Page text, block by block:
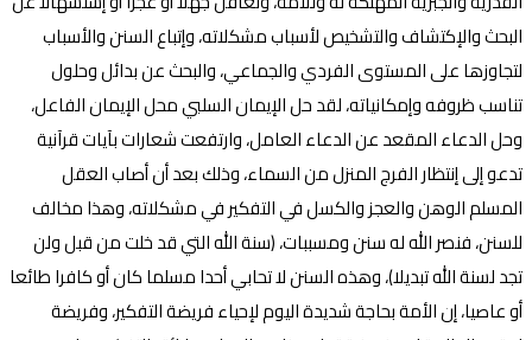
البحث والإكتشاف والتشخيص لأسباب مشكلاته، وإتباع السنن والأسباب
لتجاوزها على المستوى الفردي والجماعي، والبحث عن بدائل وحلول
تناسب ظروفه وإمكانياته، لقد حل الإيمان السلبي محل الإيمان الفاعل،
وحل الدعاء المقعد عن الدعاء العامل، وارتفعت شعارات بآيات قرآنية
تدعو إلى إنتظار الفرج المنزل من السماء، وذلك بعد أن أصاب العقل
المسلم الوهن والعجز والكسل في التفكير في مشكلاته، وهذا مخالف
للسنن، فنصر الله له سنن ومسببات، (سنة الله التي قد خلت من قبل ولن
تجد لسنة الله تبديلا)، وهذه السنن لا تحابي أحدا مسلما كان أو كافرا طائعا
أو عاصيا، إن الأمة بحاجة شديدة اليوم لإحياء فريضة التفكير، وفريضة